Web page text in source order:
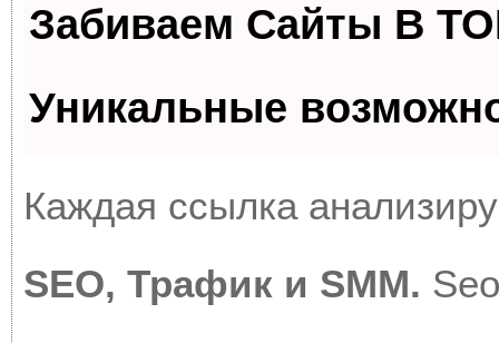
Забиваем Сайты В
Уникальные
Каждая ссылка
SEO, Трафик и SMM.